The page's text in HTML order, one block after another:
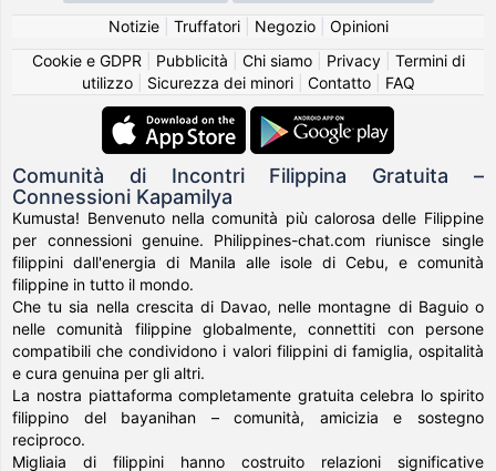
Notizie| Truffatori| Negozio| Opinioni
Cookie e GDPR
Pubblicità Chi siamo| Privacy| Termini di
utilizzo| Sicurezza dei minori| Contatto| FAQ
Comunità di Incontri Filippina Gratuita –
Connessioni Kapamilya
Kumusta! Benvenuto nella comunità più calorosa delle Filippine
per connessioni genuine. Philippines-chat.com riunisce single
filippini dall'energia di Manila alle isole di Cebu, e comunità
filippine in tutto il mondo.
Che tu sia nella crescita di Davao, nelle montagne di Baguio o
nelle comunità filippine globalmente, connettiti con persone
compatibili che condividono i valori filippini di famiglia, ospitalità
e cura genuina per gli altri.
La nostra piattaforma completamente gratuita celebra lo spirito
filippino del bayanihan – comunità, amicizia e sostegno
reciproco.
Migliaia di filippini hanno costruito relazioni significative